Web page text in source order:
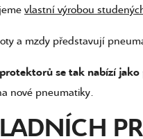
vlastní výrobou
a mzdy představují
se tak nabízí jako
nové pneumatiky.